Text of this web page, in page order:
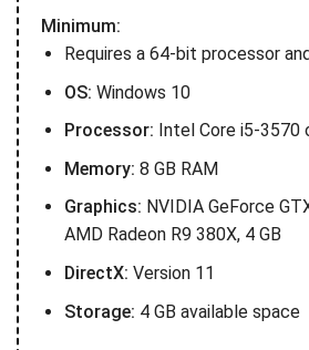
Minimum:
Requires a 64-bit processor
OS: Windows 10
Processor: Intel Core i5-3570
Memory: 8 GB RAM
Graphics: NVIDIA GeForce
AMD Radeon R9 380X, 4 GB
DirectX: Version 11
Storage: 4 GB available space